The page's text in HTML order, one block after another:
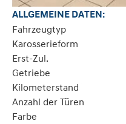
ALLGEMEINE DATEN:
Fahrzeugtyp
Karosserieform
Erst-Zul.
Getriebe
Kilometerstand
Anzahl der Türen
Farbe